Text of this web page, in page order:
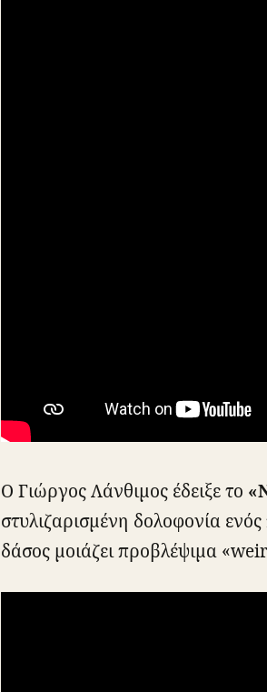
Ο Γιώργος Λάνθιμος έδειξε το
στυλιζαρισμένη δολοφονία
δάσος μοιάζει προβλέψιμα